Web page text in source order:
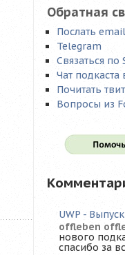
Обратная
Послать email
Telegram
Связаться по
Чат подкаста
Почитать
Вопросы из
UWP -
offleben
нового
спасибо за